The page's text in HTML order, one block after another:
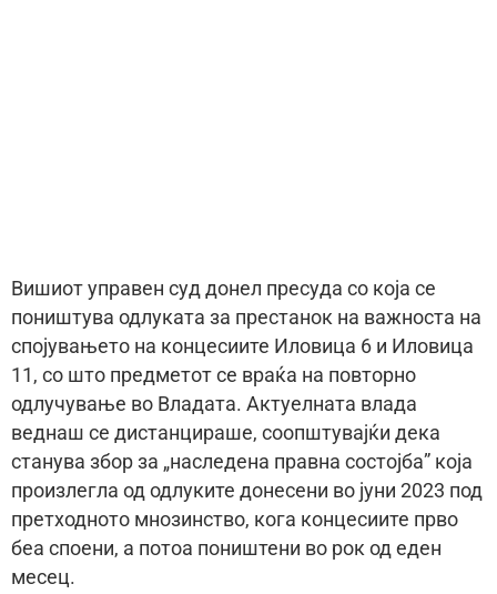
Вишиот управен суд донел пресуда со која се
поништува одлуката за престанок на важноста на
спојувањето на концесиите Иловица 6 и Иловица
11, со што предметот се враќа на повторно
одлучување во Владата. Актуелната влада
веднаш се дистанцираше, соопштувајќи дека
станува збор за „наследена правна состојба” која
произлегла од одлуките донесени во јуни 2023 под
претходното мнозинство, кога концесиите прво
беа споени, а потоа поништени во рок од еден
месец.